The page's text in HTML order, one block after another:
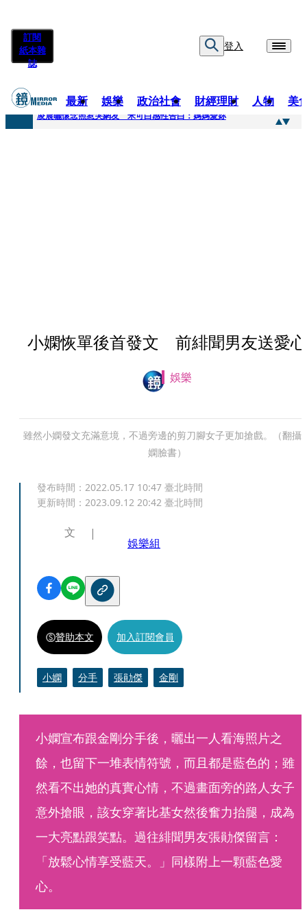
訂閱
紙本雜
誌
登入
最新 娛樂 政治社會 財經理財 人物 美
快訊
凌晨曬懷念照惹哭網友 米可白感性告白：媽媽愛妳
小嫻恢單後首發文 前緋聞男友送愛心
娛樂
雖然小嫻發文充滿意境，不過旁邊的剪刀腳女子更加搶戲。（翻攝
嫻臉書）
發布時間： 2022.05.17 10:47 臺北時間
更新時間： 2023.09.12 20:42 臺北時間
文
娛樂組
贊助本文 加入訂閱會員
小嫻 分手 張勛傑 金剛
小嫻宣布跟金剛分手後，曬出一人看海照片之
餘，也留下一堆表情符號，而且都是藍色的；雖
然看不出她的真實心情，不過畫面旁的路人女子
意外搶眼，該女穿著比基女然後奮力抬腿，成為
一大亮點跟笑點。過往緋聞男友張勛傑留言：
「放鬆心情享受藍天。」同樣附上一顆藍色愛
心。